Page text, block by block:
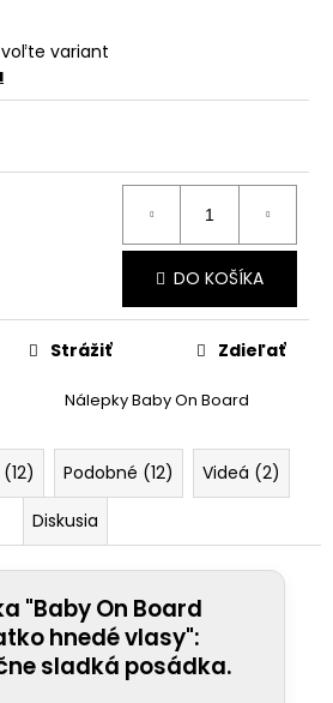
variant
DO KOŠÍKA
Nálepky Baby On Board
Strážiť Zdieľať
Podobné (12)
Videá (2)
Diskusia
"Baby On Board
hnedé vlasy":
sladká posádka.